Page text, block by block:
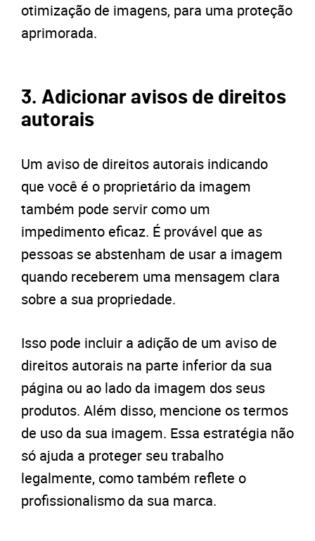
otimização de imagens, para uma proteção
aprimorada.
3. Adicionar avisos de direitos
autorais
Um aviso de direitos autorais indicando
que você é o proprietário da imagem
também pode servir como um
impedimento eficaz. É provável que as
pessoas se abstenham de usar a imagem
quando receberem uma mensagem clara
sobre a sua propriedade.
Isso pode incluir a adição de um aviso de
direitos autorais na parte inferior da sua
página ou ao lado da imagem dos seus
produtos. Além disso, mencione os termos
de uso da sua imagem. Essa estratégia não
só ajuda a proteger seu trabalho
legalmente, como também reflete o
profissionalismo da sua marca.